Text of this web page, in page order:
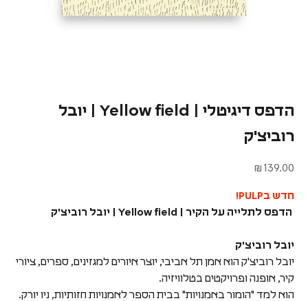
הדפס דיגיטלי | Yellow field | יובל
רוביצ'ק
מחיר מבצע
139.00 ₪
חדש בPULP!
הדפס לתלייה על הקיר | Yellow field
| יובל רוביצ'ק
יובל רוביצ'ק
יובל רוביצ'ק הוא אמן תל אביבי, יוצר איורים למגזינים, ספרים, ציורי
קיר, אופנה ופרויקטים בטלוויזיה.
הוא למד "הומור באמנויות" בבית הספר לאמנויות חזותיות, ניו יורק.